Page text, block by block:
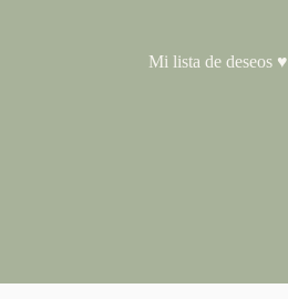
Mi lista de deseos ♥